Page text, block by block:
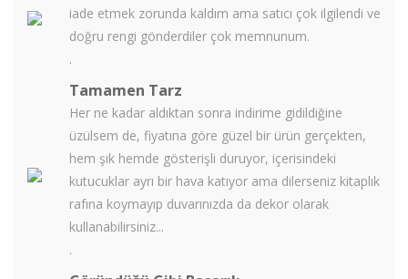
iade etmek zorunda kaldım ama satıcı çok ilgilendi ve
doğru rengi gönderdiler çok memnunum.
.
Tamamen Tarz
Her ne kadar aldıktan sonra indirime gidildiğine
üzülsem de, fiyatına göre güzel bir ürün gerçekten,
hem şık hemde gösterişli duruyor, içerisindeki
kutucuklar ayrı bir hava katıyor ama dilerseniz kitaplık
rafına koymayıp duvarınızda da dekor olarak
kullanabilirsiniz...
.